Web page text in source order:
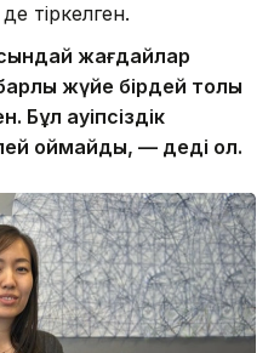
тіркелген.
жағдайлар
жүйе бірдей толық
Бұл қауіпсіздік
қоймайды, — деді ол.